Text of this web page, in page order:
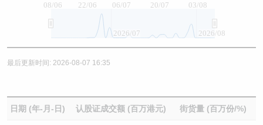
08/06 22/06 06/07 20/07 03/08
2026/07 2026/08
最后更新时间: 2026-08-07 16:35
日期 (年-月-日) 认股证成交额 (百万港元) 街货量 (百万份/%)